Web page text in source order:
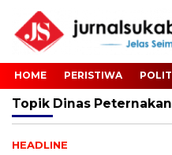
HOME PERISTIWA
Topik Dinas
HEADLINE